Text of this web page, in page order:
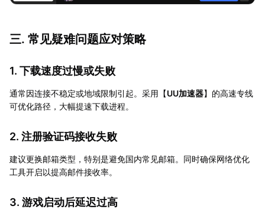
三. 常见疑难问题应对策略
1. 下载速度过慢或失败
通常因连接不稳定或地域限制引起。采用【UU加速器】的高速专线
可优化路径，大幅提速下载进程。
2. 注册验证码接收失败
建议更换邮箱类型，特别是避免国内常见邮箱。同时确保网络优化
工具开启以提高邮件接收率。
3. 游戏启动后延迟过高